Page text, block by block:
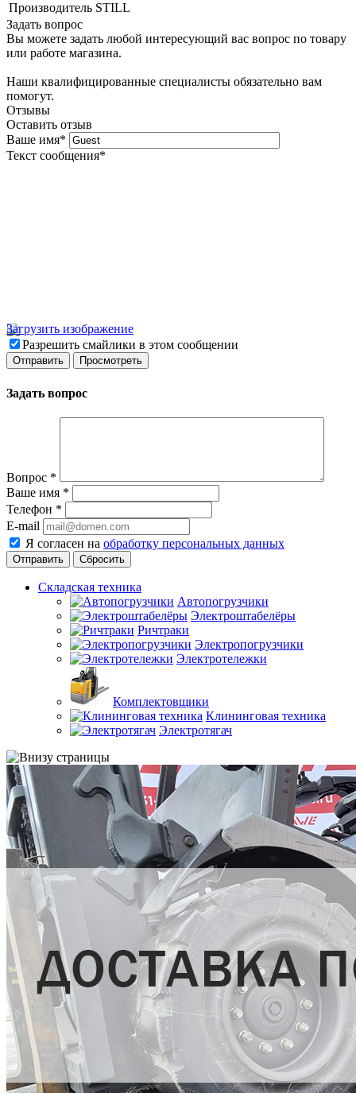
Производитель STILL
Задать вопрос
Вы можете задать любой интересующий вас вопрос по товару
или работе магазина.
Наши квалифицированные специалисты обязательно вам
помогут.
Отзывы
Оставить отзыв
Ваше имя*
Текст сообщения*
Загрузить изображение
Разрешить смайлики в этом сообщении
Задать вопрос
Вопрос *
Ваше имя *
Телефон *
E-mail
Я согласен на обработку персональных данных
Сбросить
Складская техника
Автопогрузчики
Электроштабелёры
Ричтраки
Электропогрузчики
Электротележки
Комплектовщики
Клининговая техника
Электротягач